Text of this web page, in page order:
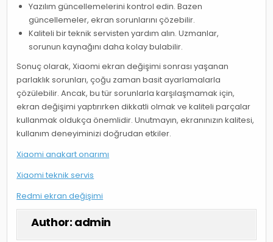
Yazılım güncellemelerini kontrol edin. Bazen
güncellemeler, ekran sorunlarını çözebilir.
Kaliteli bir teknik servisten yardım alın. Uzmanlar,
sorunun kaynağını daha kolay bulabilir.
Sonuç olarak, Xiaomi ekran değişimi sonrası yaşanan
parlaklık sorunları, çoğu zaman basit ayarlamalarla
çözülebilir. Ancak, bu tür sorunlarla karşılaşmamak için,
ekran değişimi yaptırırken dikkatli olmak ve kaliteli parçalar
kullanmak oldukça önemlidir. Unutmayın, ekranınızın kalitesi,
kullanım deneyiminizi doğrudan etkiler.
Xiaomi anakart onarımı
Xiaomi teknik servis
Redmi ekran değişimi
Author: admin